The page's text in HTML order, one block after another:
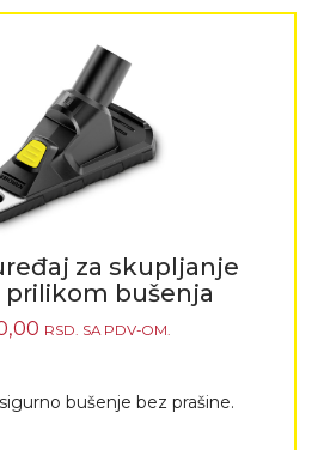
za skupljanje
prilikom bušenja
RSD. SA PDV-OM.
bušenje bez prašine.